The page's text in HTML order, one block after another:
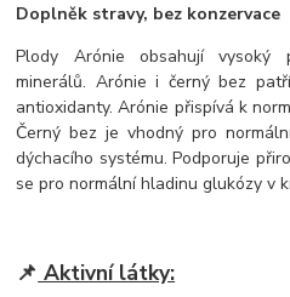
Doplněk stravy, bez konzervace
Plody Arónie obsahují vysoký
minerálů. Arónie i černý bez
antioxidanty. Arónie přispívá k
Černý bez je vhodný pro
dýchacího systému. Podporuje
se pro normální hladinu glukózy v
📌 Aktivní látky: